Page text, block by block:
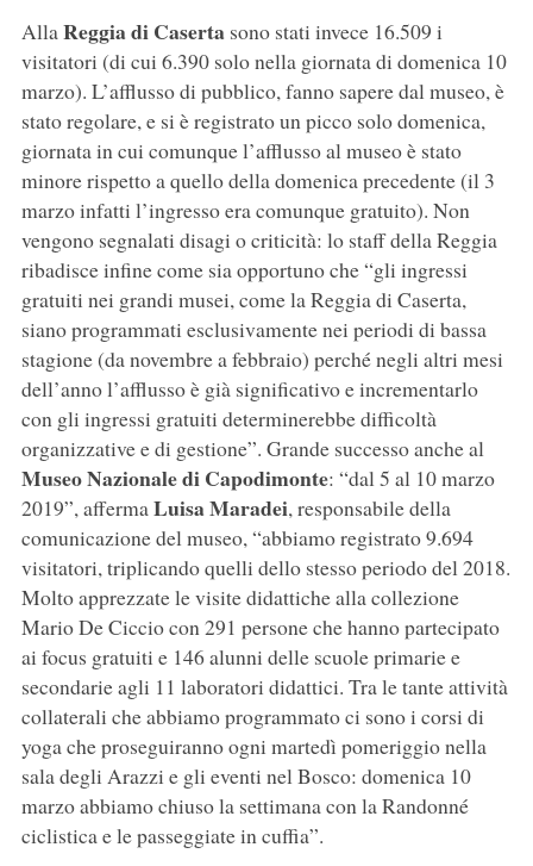
AllaReggia di Casertasono stati invece 16.509 i
visitatori (di cui 6.390 solo nella giornata di domenica 10
marzo). L’afflusso di pubblico, fanno sapere dal museo, è
stato regolare, e si è registrato un picco solo domenica,
giornata in cui comunque l’afflusso al museo è stato
minore rispetto a quello della domenica precedente (il 3
marzo infatti l’ingresso era comunque gratuito). Non
vengono segnalati disagi o criticità: lo staff della Reggia
ribadisce infine come sia opportuno che “gli ingressi
gratuiti nei grandi musei, come la Reggia di Caserta,
siano programmati esclusivamente nei periodi di bassa
stagione (da novembre a febbraio) perché negli altri mesi
dell’anno l’afflusso è già significativo e incrementarlo
con gli ingressi gratuiti determinerebbe difficoltà
organizzative e di gestione”. Grande successo anche al
Museo Nazionale di Capodimonte: “dal 5 al 10 marzo
2019”, affermaLuisa Maradei, responsabile della
comunicazione del museo, “abbiamo registrato 9.694
visitatori, triplicando quelli dello stesso periodo del 2018.
Molto apprezzate le visite didattiche alla collezione
Mario De Ciccio con 291 persone che hanno partecipato
ai focus gratuiti e 146 alunni delle scuole primarie e
secondarie agli 11 laboratori didattici. Tra le tante attività
collaterali che abbiamo programmato ci sono i corsi di
yoga che proseguiranno ogni martedì pomeriggio nella
sala degli Arazzi e gli eventi nel Bosco: domenica 10
marzo abbiamo chiuso la settimana con la Randonné
ciclistica e le passeggiate in cuffia”.